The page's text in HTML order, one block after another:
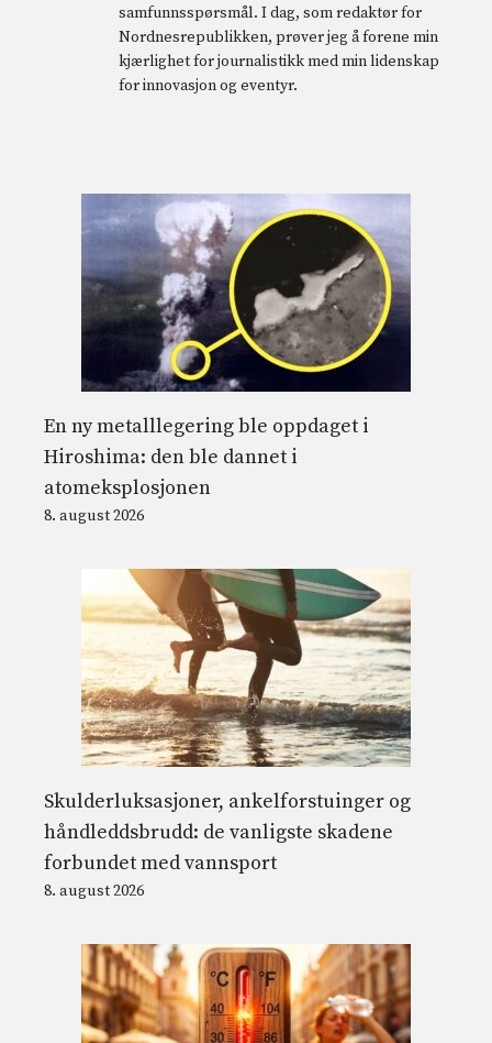
samfunnsspørsmål. I dag, som redaktør for
Nordnesrepublikken, prøver jeg å forene min
kjærlighet for journalistikk med min lidenskap
for innovasjon og eventyr.
En ny metalllegering ble oppdaget i
Hiroshima: den ble dannet i
atomeksplosjonen
8. august 2026
Skulderluksasjoner, ankelforstuinger og
håndleddsbrudd: de vanligste skadene
forbundet med vannsport
8. august 2026